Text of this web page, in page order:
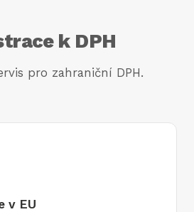
k DPH
pro zahraniční DPH.
v EU